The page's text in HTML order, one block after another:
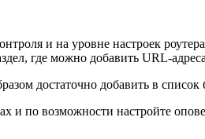
и на уровне настроек
где можно добавить URL-
достаточно добавить в список
и по возможности настройте